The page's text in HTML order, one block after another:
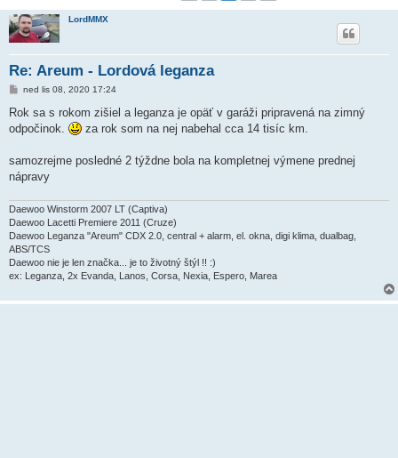
LordMMX
Re: Areum - Lordová leganza
P
í
p
e
k
ned lis 08, 2020 17:24
Rok sa s rokom zišiel a leganza je opäť v garáži pripravená na zimný
odpočinok.
za rok som na nej nabehal cca 14 tisíc km.
samozrejme posledné 2 týždne bola na kompletnej výmene prednej
nápravy
Daewoo Winstorm 2007 LT (Captiva)
Daewoo Lacetti Premiere 2011 (Cruze)
Daewoo Leganza "Areum" CDX 2.0, central + alarm, el. okna, digi klima, dualbag,
ABS/TCS
Daewoo nie je len značka... je to životný štýl !! :)
ex: Leganza, 2x Evanda, Lanos, Corsa, Nexia, Espero, Marea